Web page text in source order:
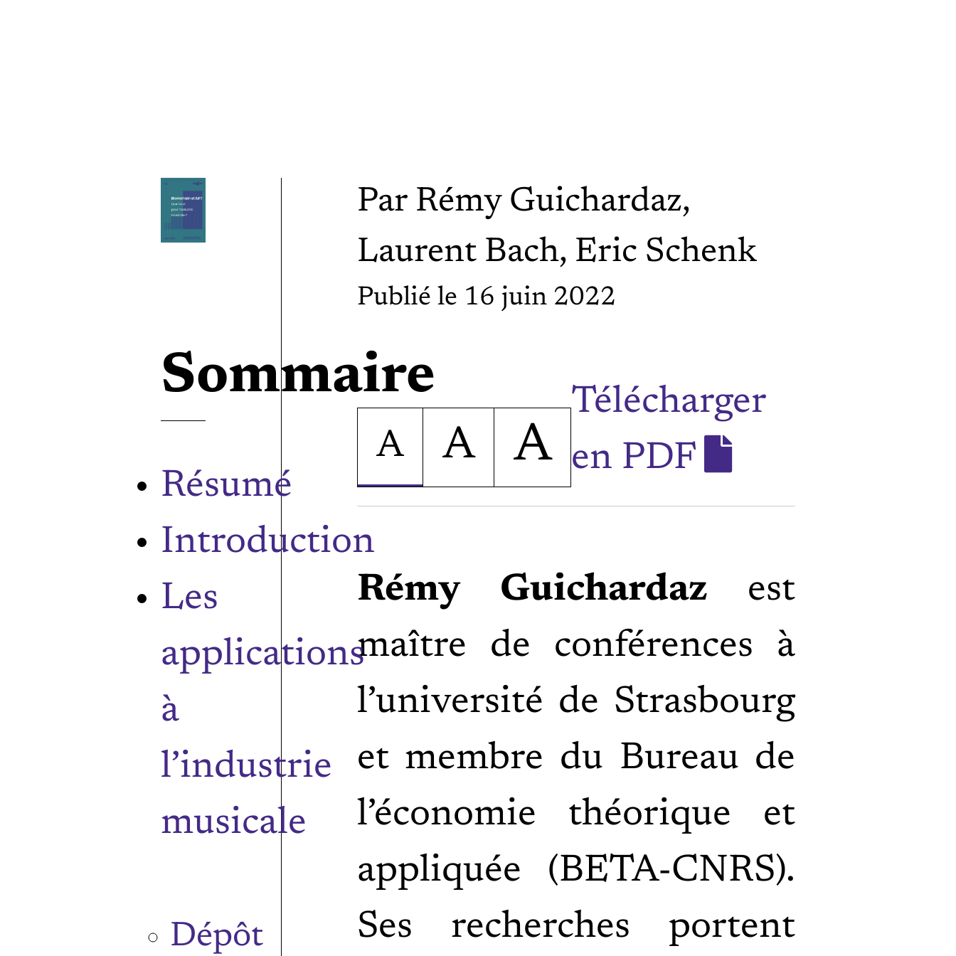
Par Rémy Guichardaz,
Laurent Bach, Eric Schenk
Publié le 16 juin 2022
A A A
Télécharger
en PDF
Rémy Guichardaz est
maître de conférences à
l’université de Strasbourg
et membre du Bureau de
l’économie théorique et
appliquée (BETA-CNRS).
Ses recherches portent
Sommaire
Résumé
Introduction
Les
applications
à
l’industrie
musicale
Dépôt